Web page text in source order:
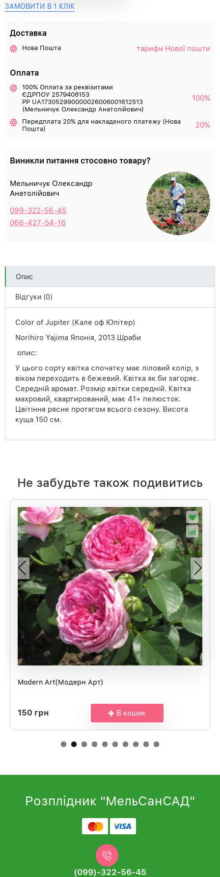
ЗАМОВИТИ В 1 КЛІК
Доставка
Нова Пошта тарифи Нової пошти
Оплата
100% Оплата за реквізитами
ЄДРПОУ 2579408153
РР UA173052990000026006001612513
(Мельничук Олександр Анатолійович)
100%
Передплата 20% для накладеного платежу (Нова
Пошта)
20%
Виникли питання стосовно товару?
Мельничук Олександр
Анатолійович
099-322-56-45
066-427-54-16
Опис
Відгуки (0)
Color of Jupiter (Кале оф Юпітер)
Norihiro Yajima Японія, 2013 Шраби
опис:
У цього сорту квітка спочатку має ліловий колір, з
віком переходить в бежевий. Квітка як би загоряє.
Середній аромат. Розмір квітки середній. Квітка
махровий, квартирований, має 41+ пелюсток.
Цвітіння рясне протягом всього сезону. Висота
куща 150 см.
Не забудьте також подивитись
Modern Art(Модерн Арт)
150 грн В кошик
Розплідник "МельСанСАД"
(099)-322-56-45